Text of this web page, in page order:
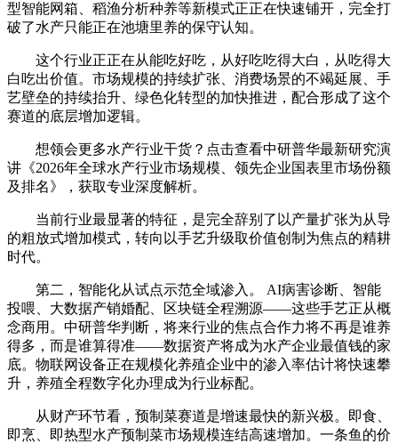
型智能网箱、稻渔分析种养等新模式正正在快速铺开，完全打
破了水产只能正在池塘里养的保守认知。
这个行业正正在从能吃好吃，从好吃吃得大白，从吃得大
白吃出价值。市场规模的持续扩张、消费场景的不竭延展、手
艺壁垒的持续抬升、绿色化转型的加快推进，配合形成了这个
赛道的底层增加逻辑。
想领会更多水产行业干货？点击查看中研普华最新研究演
讲《2026年全球水产行业市场规模、领先企业国表里市场份额
及排名》，获取专业深度解析。
当前行业最显著的特征，是完全辞别了以产量扩张为从导
的粗放式增加模式，转向以手艺升级取价值创制为焦点的精耕
时代。
第二，智能化从试点示范全域渗入。 AI病害诊断、智能
投喂、大数据产销婚配、区块链全程溯源——这些手艺正从概
念商用。中研普华判断，将来行业的焦点合作力将不再是谁养
得多，而是谁算得准——数据资产将成为水产企业最值钱的家
底。物联网设备正在规模化养殖企业中的渗入率估计将快速攀
升，养殖全程数字化办理成为行业标配。
从财产环节看，预制菜赛道是增速最快的新兴极。即食、
即烹、即热型水产预制菜市场规模连结高速增加。一条鱼的价